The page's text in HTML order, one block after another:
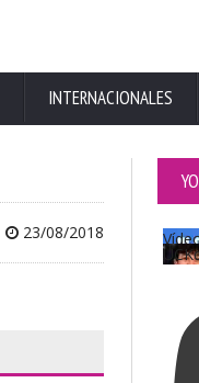
INTERNACIONALES
23/08/2018